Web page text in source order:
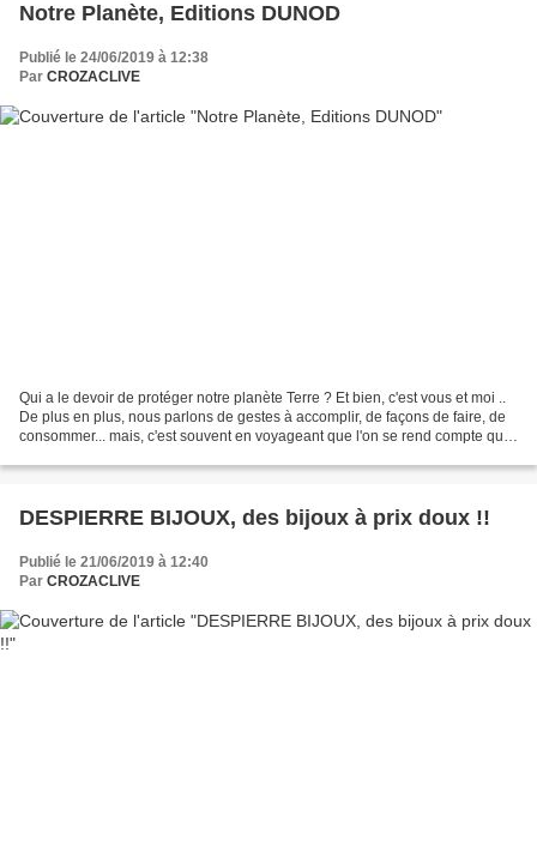
Notre Planète, Editions DUNOD
Publié le 24/06/2019 à 12:38
Par CROZACLIVE
Qui a le devoir de protéger notre planète Terre ? Et bien, c'est vous et moi ..
De plus en plus, nous parlons de gestes à accomplir, de façons de faire, de
consommer... mais, c'est souvent en voyageant que l'on se rend compte que
DESPIERRE BIJOUX, des bijoux à prix doux !!
Publié le 21/06/2019 à 12:40
Par CROZACLIVE